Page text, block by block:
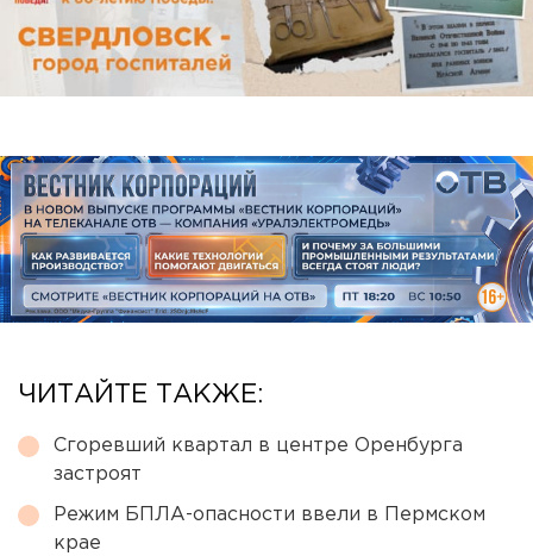
ЧИТАЙТЕ ТАКЖЕ:
Сгоревший квартал в центре Оренбурга
застроят
Режим БПЛА-опасности ввели в Пермском
крае